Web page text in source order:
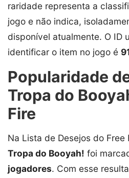
raridade representa a
jogo e não indica,
disponível atualmente. O ID
identificar o item no jogo é
Popularidade
Tropa do
Fire
Na Lista de Desejos do Free
Tropa do Booyah! foi
jogadores. Com esse